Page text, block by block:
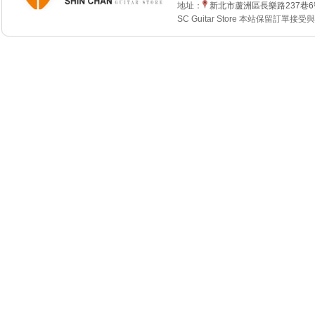
地址：
新北市蘆洲區長樂路237巷
SC Guitar Store 本站保留訂單接受